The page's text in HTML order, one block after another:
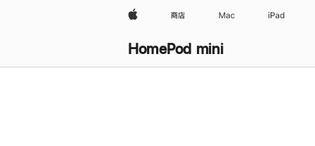
Apple 商店 Mac iPad
HomePod mini